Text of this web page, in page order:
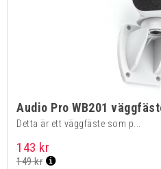
Audio Pro WB201
Detta är ett väggfäste som p...
143 kr
149 kr